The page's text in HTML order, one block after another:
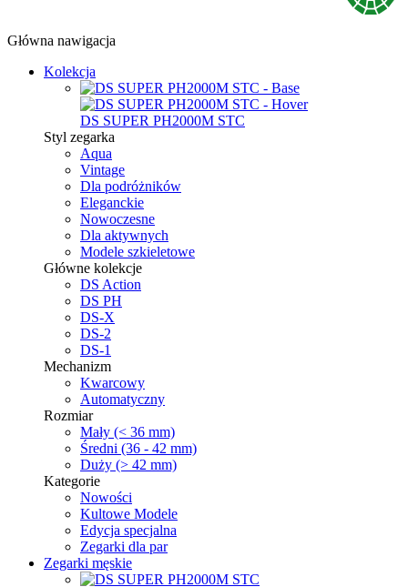
Główna nawigacja
Kolekcja
DS SUPER PH2000M STC
Styl zegarka
Aqua
Vintage
Dla podróżników
Eleganckie
Nowoczesne
Dla aktywnych
Modele szkieletowe
Główne kolekcje
DS Action
DS PH
DS-X
DS-2
DS-1
Mechanizm
Kwarcowy
Automatyczny
Rozmiar
Mały (< 36 mm)
Średni (36 - 42 mm)
Duży (> 42 mm)
Kategorie
Nowości
Kultowe Modele
Edycja specjalna
Zegarki dla par
Zegarki męskie